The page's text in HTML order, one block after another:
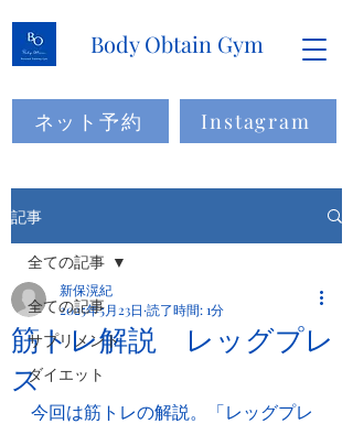
Body Obtain Gym
ネット予約 Instagram
記事
全ての記事
サプリメント
ダイエット
全ての記事
筋トレ解説 レッグプレ
ス
新保滉紀
2025年5月23日 読了時間: 1分
今回は筋トレの解説。「レッグプレ